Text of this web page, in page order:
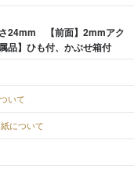
さ24mm 【前面】2mmアク
】ひも付、かぶせ箱付
いて
について